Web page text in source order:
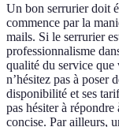
Un bon serrurier doit
commence par la
mails. Si le serrurier
professionnalisme
qualité du service que
n’hésitez pas à poser
disponibilité et ses
pas hésiter à
concise. Par ailleurs,